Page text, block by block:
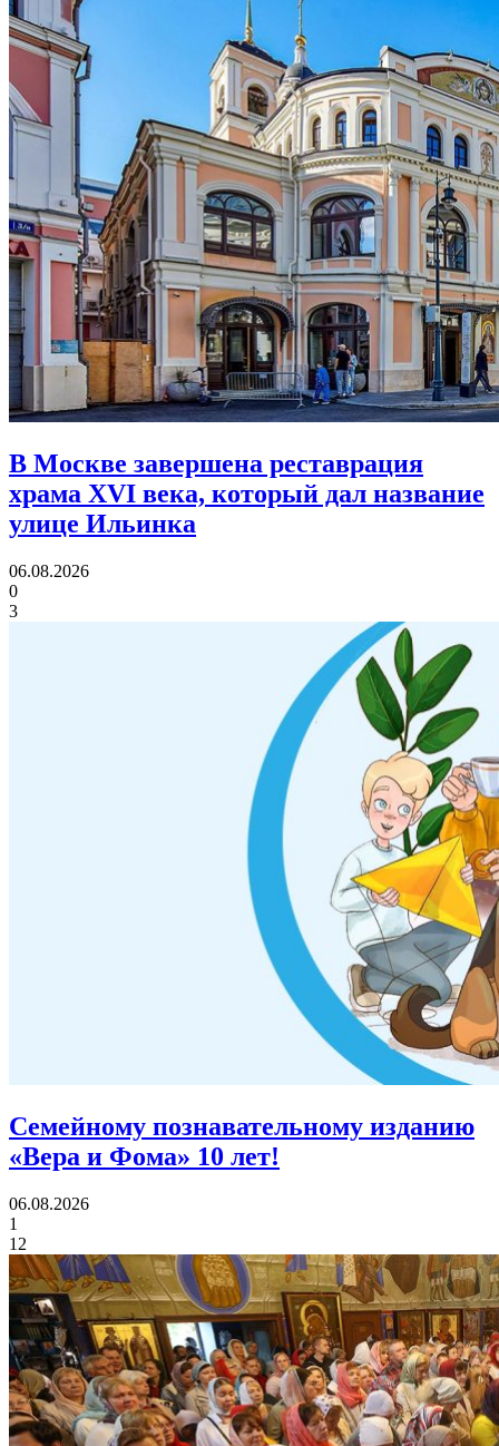
В Москве завершена реставрация
храма XVI века, который дал название
улице Ильинка
06.08.2026
0
3
Семейному познавательному изданию
«Вера и Фома» 10 лет!
06.08.2026
1
12